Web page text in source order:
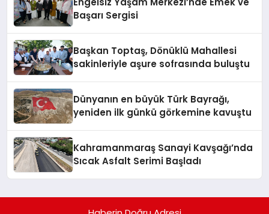
Başarı Sergisi
Başkan Toptaş, Dönüklü Mahallesi
sakinleriyle aşure sofrasında buluştu
Dünyanın en büyük Türk Bayrağı,
yeniden ilk günkü görkemine kavuştu
Kahramanmaraş Sanayi Kavşağı’nda
Sıcak Asfalt Serimi Başladı